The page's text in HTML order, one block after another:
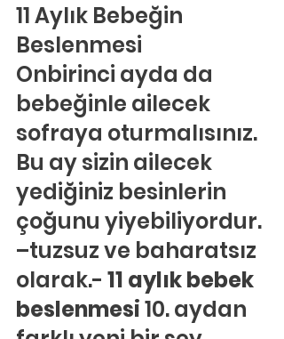
11 Aylık Bebeğin
Beslenmesi
Onbirinci ayda da
bebeğinle ailecek
sofraya oturmalısınız.
Bu ay sizin ailecek
yediğiniz besinlerin
çoğunu yiyebiliyordur.
–tuzsuz ve baharatsız
olarak.- 11 aylık bebek
beslenmesi 10. aydan